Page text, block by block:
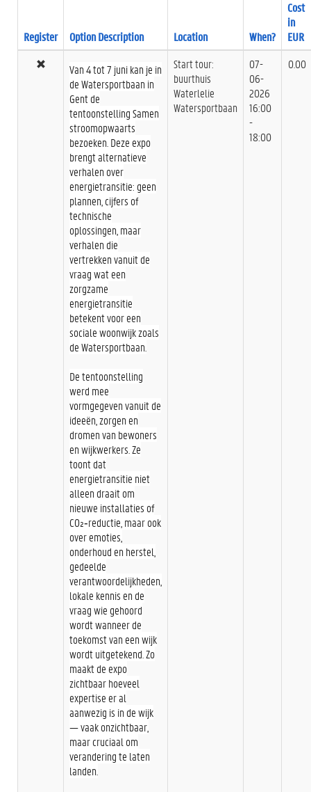
Register Option Description Location When?
Cost
in
EUR
Van 4 tot 7 juni kan je in
de Watersportbaan in
Gent de
tentoonstelling Samen
stroomopwaarts
bezoeken. Deze expo
brengt alternatieve
verhalen over
energietransitie: geen
plannen, cijfers of
technische
oplossingen, maar
verhalen die
vertrekken vanuit de
vraag wat een
zorgzame
energietransitie
betekent voor een
sociale woonwijk zoals
de Watersportbaan.
De tentoonstelling
werd mee
vormgegeven vanuit de
ideeën, zorgen en
dromen van bewoners
en wijkwerkers. Ze
toont dat
energietransitie niet
alleen draait om
nieuwe installaties of
CO₂‑reductie, maar ook
over emoties,
onderhoud en herstel,
gedeelde
verantwoordelijkheden,
lokale kennis en de
vraag wie gehoord
wordt wanneer de
toekomst van een wijk
wordt uitgetekend. Zo
maakt de expo
zichtbaar hoeveel
expertise er al
aanwezig is in de wijk
— vaak onzichtbaar,
maar cruciaal om
verandering te laten
landen.
Start tour:
buurthuis
Waterlelie
Watersportbaan
07-
06-
2026
16:00
-
18:00
0.00